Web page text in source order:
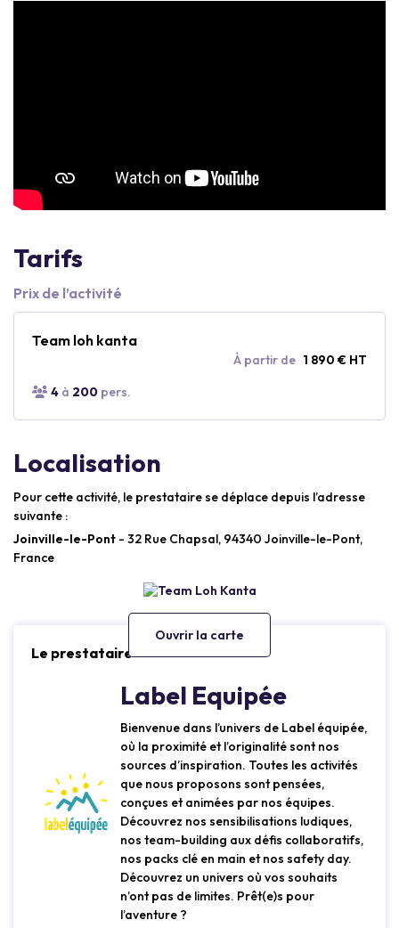
Tarifs
Prix de l’activité
Team loh kanta
À partir de 1 890 € HT
4 à 200 pers.
Localisation
Pour cette activité, le prestataire se déplace depuis l’adresse
suivante :
Joinville-le-Pont - 32 Rue Chapsal, 94340 Joinville-le-Pont,
France
Ouvrir la carte
Le prestataire
Label Equipée
Bienvenue dans l’univers de Label équipée,
où la proximité et l’originalité sont nos
sources d’inspiration. Toutes les activités
que nous proposons sont pensées,
conçues et animées par nos équipes.
Découvrez nos sensibilisations ludiques,
nos team-building aux défis collaboratifs,
nos packs clé en main et nos safety day.
Découvrez un univers où vos souhaits
n’ont pas de limites. Prêt(e)s pour
l’aventure ?